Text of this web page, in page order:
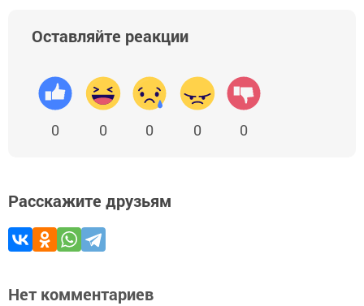
Оставляйте реакции
0 0 0 0 0
Расскажите друзьям
Нет комментариев